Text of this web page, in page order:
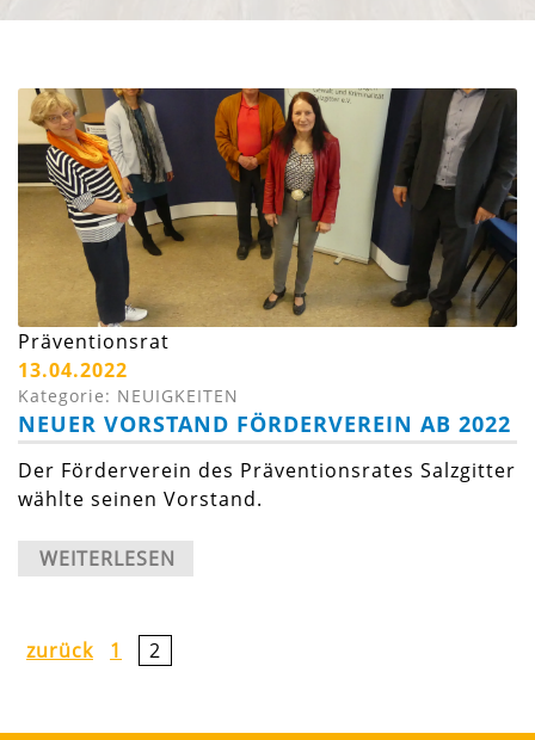
Präventionsrat
13.04.2022
Kategorie: NEUIGKEITEN
NEUER VORSTAND FÖRDERVEREIN AB 2022
Der Förderverein des Präventionsrates Salzgitter
wählte seinen Vorstand.
WEITERLESEN
zurück 1 2